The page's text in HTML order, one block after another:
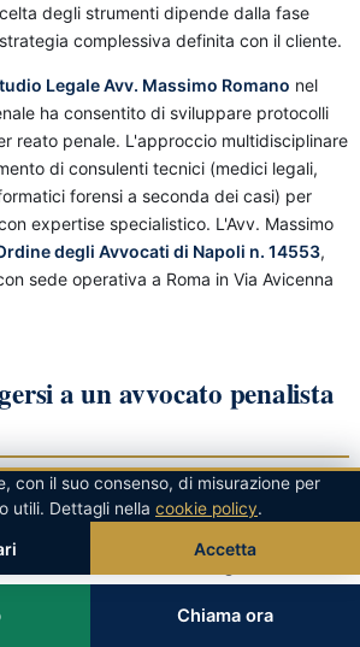
degli strumenti dipende dalla fase
complessiva definita con il cliente.
Legale Avv. Massimo Romano nel
ha consentito di sviluppare protocolli
reato penale. L'approccio multidisciplinare
di consulenti tecnici (medici legali,
forensi a seconda dei casi) per
expertise specialistico. L'Avv. Massimo
degli Avvocati di Napoli n. 14553,
sede operativa a Roma in Via Avicenna
a un avvocato penalista
in un procedimento per
immediatamente un
è una scelta strategica
Chiama ora
con il suo consenso, di misurazione per
utili. Dettagli nella cookie policy.
Accetta